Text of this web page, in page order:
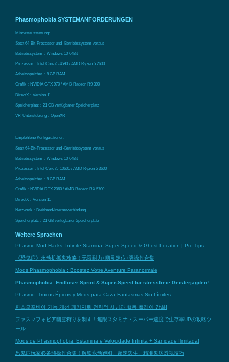
Phasmophobia SYSTEMANFORDERUNGEN
Mindestausstattung:
Setzt 64-Bit-Prozessor und -Betriebssystem voraus
Betriebssystem：Windows 10 64Bit
Prozessor：Intel Core i5-4590 / AMD Ryzen 5 2600
Arbeitsspeicher：8 GB RAM
Grafik：NVIDIA GTX 970 / AMD Radeon R9 390
DirectX：Version 11
Speicherplatz：21 GB verfügbarer Speicherplatz
VR-Unterstützung：OpenXR
Empfohlene Konfigurationen:
Setzt 64-Bit-Prozessor und -Betriebssystem voraus
Betriebssystem：Windows 10 64Bit
Prozessor：Intel Core i5-10600 / AMD Ryzen 5 3600
Arbeitsspeicher：8 GB RAM
Grafik：NVIDIA RTX 2060 / AMD Radeon RX 5700
DirectX：Version 11
Netzwerk：Breitband-Internetverbindung
Speicherplatz：21 GB verfügbarer Speicherplatz
Weitere Sprachen
Phasmo Mod Hacks: Infinite Stamina, Super Speed & Ghost Location | Pro Tips
《恐鬼症》永动机抓鬼攻略！无限耐力+幽灵定位+骚操作合集
Mods Phasmophobia : Boostez Votre Aventure Paranormale
Phasmophobia: Endloser Sprint & Super-Speed für stressfreie Geisterjagden!
Phasmo: Trucos Épicos y Mods para Caza Fantasmas Sin Límites
파스모포비아 기능 개선 패키지로 전략적 사냥과 협동 플레이 강화!
ファスマフォビア幽霊狩りを制す！無限スタミナ・スーパー速度で生存率UPの攻略ツ
ール
Mods de Phasmophobia: Estamina e Velocidade Infinita + Sanidade Ilimitada!
恐鬼症玩家必备骚操作合集！解锁永动跑图、超速逃生、精准鬼房透视技巧